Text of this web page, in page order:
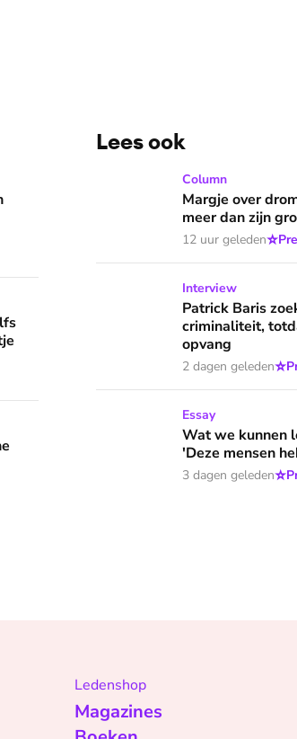
dag met een kopje koffie bij de stacaravan'
kun je beter niet met het vingertje
Lees ook
Margje over dromen die in
Column
Margje over
meer dan zijn
12 uur geleden⭐
Patrick Baris zoekt jarenlang
Interview
Patrick Baris
criminaliteit,
opvang
2 dagen geleden⭐
Wat we kunnen leren van
Essay
Wat we kunnen
'Deze mensen
3 dagen geleden⭐
Ledenshop
Magazines